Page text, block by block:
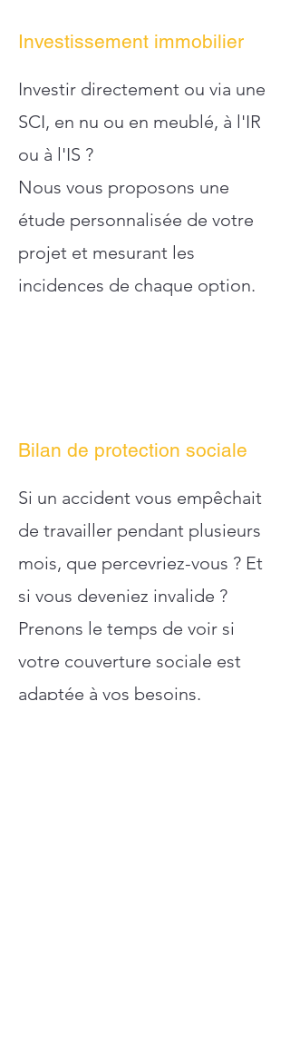
Investissement immobilier
Investir directement ou via une
SCI, en nu ou en meublé, à l'IR
ou à l'IS ?
Nous vous proposons une
étude personnalisée de votre
projet et mesurant les
incidences de chaque option.
Bilan de protection sociale
Si un accident vous empêchait
de travailler pendant plusieurs
mois, que percevriez-vous ? Et
si vous deveniez invalide ?
Prenons le temps de voir si
votre couverture sociale est
adaptée à vos besoins.